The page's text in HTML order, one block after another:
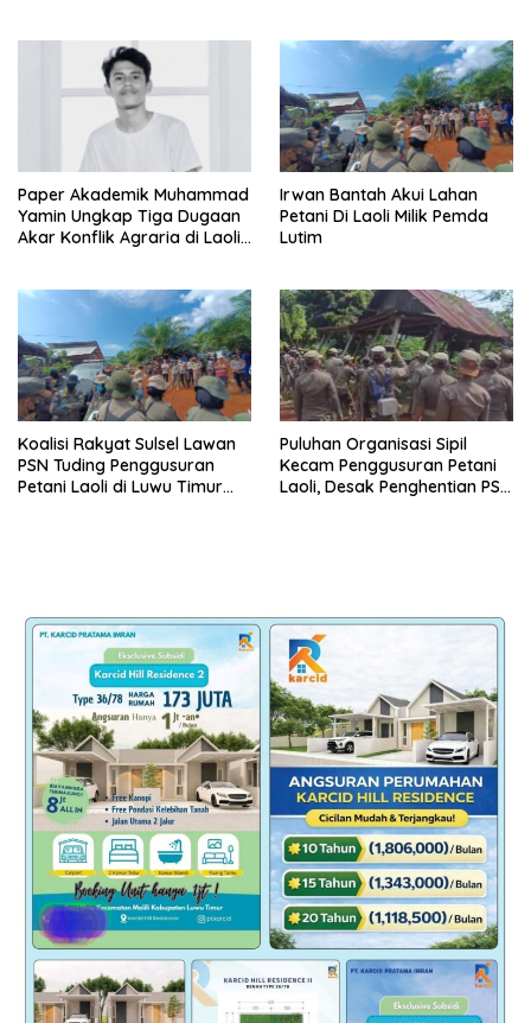
Paper Akademik Muhammad
Yamin Ungkap Tiga Dugaan
Akar Konflik Agraria di Laoli
Irwan Bantah Akui Lahan
Petani Di Laoli Milik Pemda
Lutim
Koalisi Rakyat Sulsel Lawan
PSN Tuding Penggusuran
Petani Laoli di Luwu Timur
Puluhan Organisasi Sipil
Kecam Penggusuran Petani
Laoli, Desak Penghentian PSN